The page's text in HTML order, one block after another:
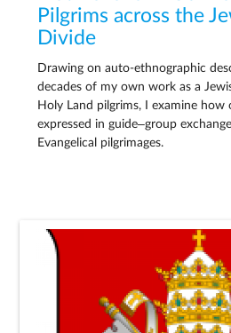
Pilgrims across the
Divide
Drawing on auto-ethnographic
decades of my own work as a
Holy Land pilgrims, I examine how
expressed in guide–group
Evangelical pilgrimages.